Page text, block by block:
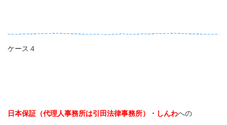
ケース４
日本保証（代理人事務所は引田法律事務所）・しんわへの